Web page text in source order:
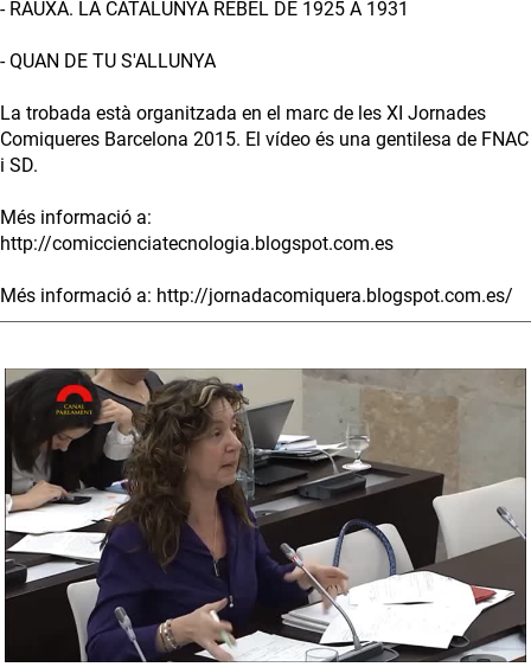
- RAUXA. LA CATALUNYA REBEL DE 1925 A 1931
- QUAN DE TU S'ALLUNYA
La trobada està organitzada en el marc de les XI Jornades
Comiqueres Barcelona 2015. El vídeo és una gentilesa de FNAC
i SD.
Més informació a:
http://comiccienciatecnologia.blogspot.com.es
Més informació a: http://jornadacomiquera.blogspot.com.es/